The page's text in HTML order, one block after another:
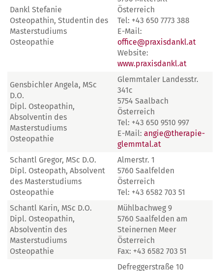
Dankl Stefanie
Osteopathin, Studentin des
Masterstudiums
Osteopathie
Österreich
Tel: +43 650 7773 388
E-Mail:
office@praxisdankl.at
Website:
www.praxisdankl.at
Gensbichler Angela, MSc
D.O.
Dipl. Osteopathin,
Absolventin des
Masterstudiums
Osteopathie
Glemmtaler Landesstr.
341c
5754 Saalbach
Österreich
Tel: +43 650 9510 997
E-Mail: angie@therapie-
glemmtal.at
Schantl Gregor, MSc D.O.
Dipl. Osteopath, Absolvent
des Masterstudiums
Osteopathie
Almerstr. 1
5760 Saalfelden
Österreich
Tel: +43 6582 703 51
Schantl Karin, MSc D.O.
Dipl. Osteopathin,
Absolventin des
Masterstudiums
Osteopathie
Mühlbachweg 9
5760 Saalfelden am
Steinernen Meer
Österreich
Fax: +43 6582 703 51
Defreggerstraße 10